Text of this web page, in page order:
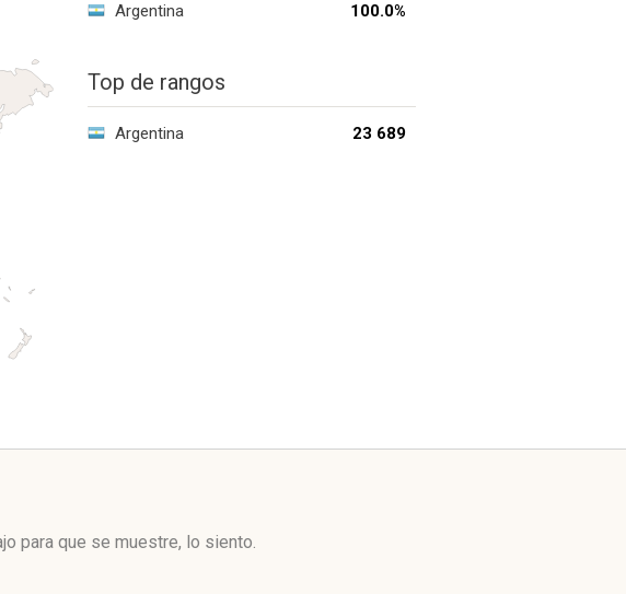
Argentina 100.0%
Top de rangos
Argentina 23 689
para que se muestre, lo siento.